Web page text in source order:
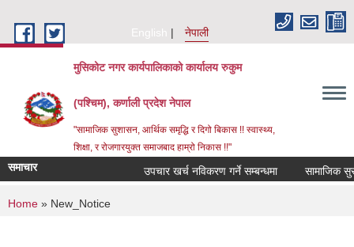
English
नेपाली
मुसिकोट नगर कार्यपालिकाको कार्यालय रुकुम
(पश्चिम), कर्णाली प्रदेश नेपाल
"सामाजिक सुशासन, आर्थिक समृद्धि र दिगो बिकास !! स्वास्थ्य,
शिक्षा, र रोजगारयुक्त समाजबाद हाम्रो निकास !!"
समाचार उपचार खर्च नविकरण गर्ने सम्बन्धमा
You are here
Home » New_Notice